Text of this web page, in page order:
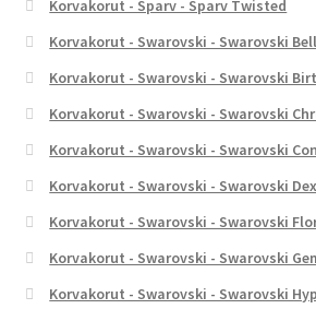
Korvakorut - Sparv - Sparv Twisted
Korvakorut - Swarovski - Swarovski
Korvakorut - Swarovski - Swarovski
Korvakorut - Swarovski - Swarovski
Korvakorut - Swarovski - Swarovski
Korvakorut - Swarovski - Swarovski
Korvakorut - Swarovski - Swarovski
Korvakorut - Swarovski - Swarovski
Korvakorut - Swarovski - Swarovski